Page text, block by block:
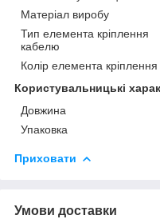
Матеріал виробу
Тип елемента кріплення
кабелю
Колір елемента кріплення
Користувальницькі
Довжина
Упаковка
Приховати
Умови доставки